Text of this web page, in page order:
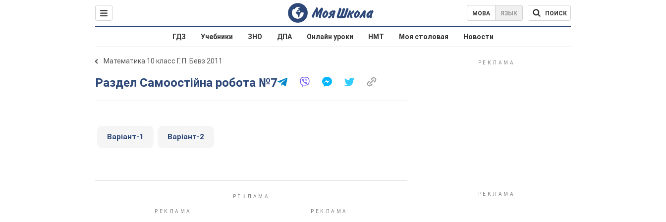
МОВА ЯЗЫК ПОИСК
ГДЗ Учебники ЗНО ДПА Онлайн уроки НМТ Моя столовая Новости
Математика 10 класс Г. П. Бевз 2011
Раздел Самоостійна робота №7
Варіант-1 Варіант-2